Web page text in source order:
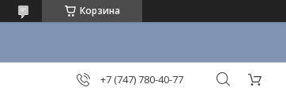
Корзина
+7 (747) 780-40-77